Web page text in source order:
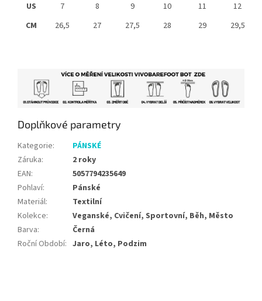
US
7 8 9 10 11
12
CM
26,5 27 27,5 28 29 29,5
Doplňkové parametry
Kategorie:
PÁNSKÉ
Záruka:
2 roky
EAN:
5057794235649
Pohlaví:
Pánské
Materiál:
Textilní
Kolekce:
Veganské, Cvičení, Sportovní, Běh, Město
Barva:
Černá
Roční Období: Jaro, Léto, Podzim